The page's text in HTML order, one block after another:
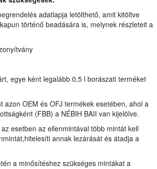
adatlapja letölthető, amit kitöltve
történő beadására is, melynek részleteit a
egye ként legalább 0,5 l borászati terméket
OEM és OFJ termékek esetében, ahol a
(FBB) a NÉBIH BAII van kijelölve.
esetben az ellenmintával több mintát kell
annak lezárását és átadja a
a minősítéshez szükséges mintákat a